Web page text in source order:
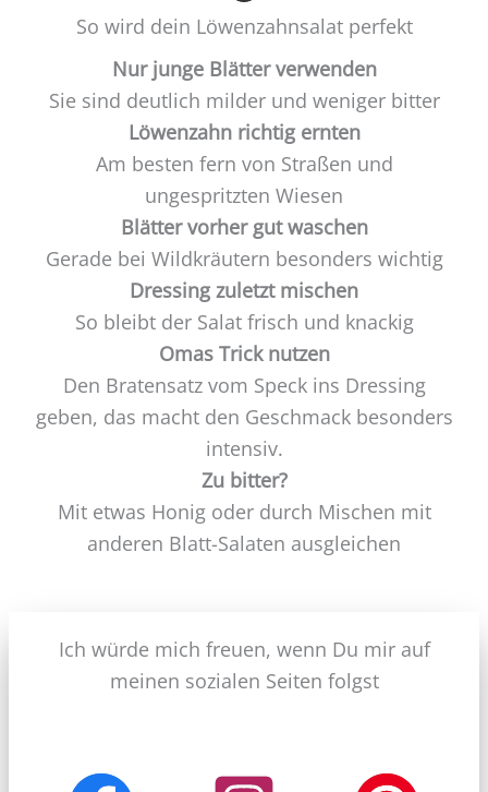
So wird dein Löwenzahnsalat perfekt
Nur junge Blätter verwenden
Sie sind deutlich milder und weniger bitter
Löwenzahn richtig ernten
Am besten fern von Straßen und
ungespritzten Wiesen
Blätter vorher gut waschen
Gerade bei Wildkräutern besonders wichtig
Dressing zuletzt mischen
So bleibt der Salat frisch und knackig
Omas Trick nutzen
Den Bratensatz vom Speck ins Dressing
geben, das macht den Geschmack besonders
intensiv.
Zu bitter?
Mit etwas Honig oder durch Mischen mit
anderen Blatt-Salaten ausgleichen
Ich würde mich freuen, wenn Du mir auf
meinen sozialen Seiten folgst